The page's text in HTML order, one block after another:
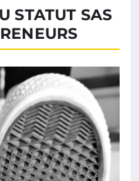
STATUT SAS